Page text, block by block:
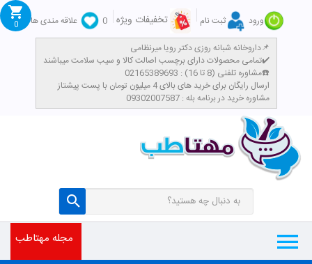
ورود ثبت نام تخفیفات ویژه 0
علاقه مندی ها
داروخانه شبانه روزی دکتر رویا میرنظامی📌
تمامی محصولات دارای برچسب اصالت کالا و سیب سلامت میباشند✔️
مشاوره تلفنی (8 تا 16) : 02165389693☎️
​ارسال رایگان برای خرید های بالای 4 میلیون تومان با پست پیشتاز
مشاوره خرید در برنامه بله : 09302007587
0
مجله مهتاطب